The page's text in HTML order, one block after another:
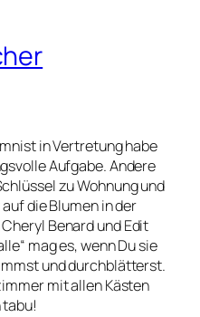
in Vertretung habe
Aufgabe. Andere
zu Wohnung und
die Blumen in der
Benard und Edit
mag es, wenn Du sie
und durchblätterst.
mit allen Kästen
tabu!